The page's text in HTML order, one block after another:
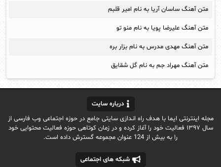
متن آهنگ ساسان آریا به نام امیر قلبم
متن آهنگ علیرضا پویا به نام منو تو
متن آهنگ مهدی مدرس به نام بزار بره
متن آهنگ مهراد جم به نام گل شقایق
درباره سایت
مجله اینترنتی ایما با هدف راه اندازی سایتی جامع در حوزه اجتماعی وب فارسی از
سال ۱۳۹۷ فعالیت خود را آغاز کرده و در زمان کوتاهی حوزه فعالیت محتوایی خود
را به بیش از 124 عنوان مجموعه گسترش داده است.
شبکه های اجتماعی